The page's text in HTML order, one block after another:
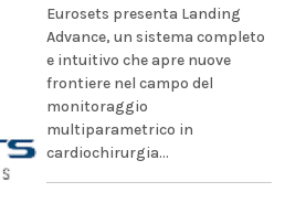
Eurosets presenta Landing
Advance, un sistema completo
e intuitivo che apre nuove
frontiere nel campo del
monitoraggio
multiparametrico in
cardiochirurgia...